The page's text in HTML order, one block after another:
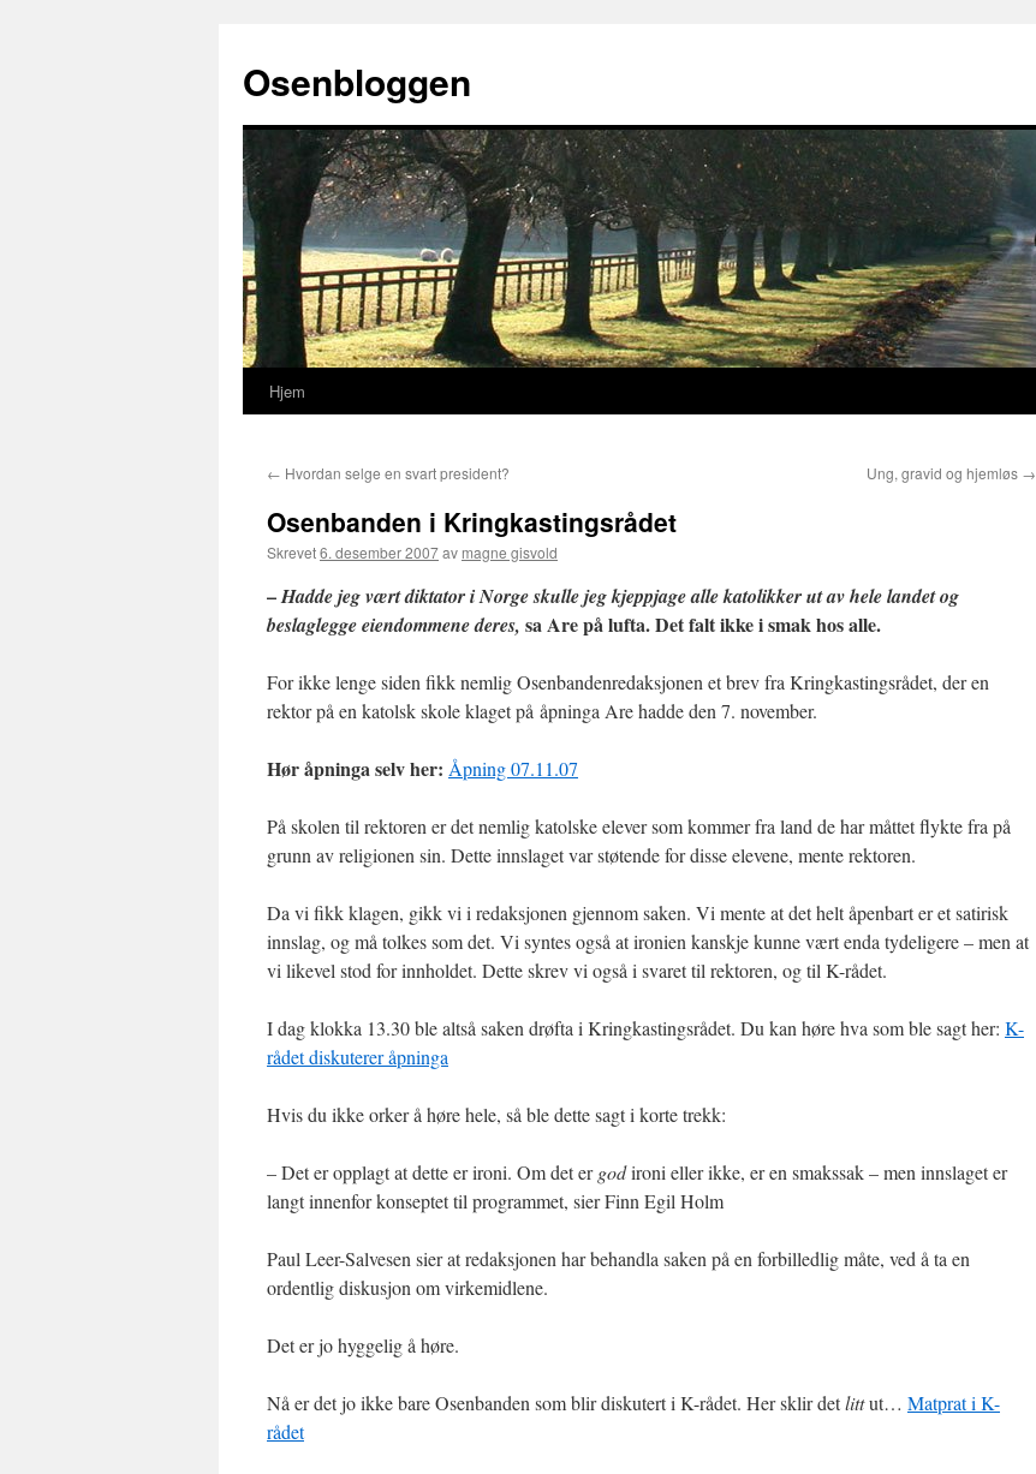
Osenbloggen
Hopp
innhold
Hjem
← Hvordan selge en svart president? Ung, gravid og hjemløs →
Osenbanden i Kringkastingsrådet
Skrevet6. desember 2007av magne gisvold
–Hadde jeg vært diktator i Norge skulle jeg kjeppjage alle katolikker ut av hele landet og
beslaglegge eiendommene deres, sa Are på lufta. Det falt ikke i smak hos alle.
For ikke lenge siden fikk nemlig Osenbandenredaksjonen et brev fra Kringkastingsrådet, der en
rektor på en katolsk skole klaget på åpninga Are hadde den 7. november.
Hør åpninga selv her: Åpning 07.11.07
På skolen til rektoren er det nemlig katolske elever som kommer fra land de har måttet flykte fra på
grunn av religionen sin. Dette innslaget var støtende for disse elevene, mente rektoren.
Da vi fikk klagen, gikk vi i redaksjonen gjennom saken. Vi mente at det helt åpenbart er et satirisk
innslag, og må tolkes som det. Vi syntes også at ironien kanskje kunne vært enda tydeligere – men at
vi likevel stod for innholdet. Dette skrev vi også i svaret til rektoren, og til K-rådet.
I dag klokka 13.30 ble altså saken drøfta i Kringkastingsrådet. Du kan høre hva som ble sagt her: K-
rådet diskuterer åpninga
Hvis du ikke orker å høre hele, så ble dette sagt i korte trekk:
– Det er opplagt at dette er ironi. Om det ergodironi eller ikke, er en smakssak – men innslaget er
langt innenfor konseptet til programmet, sier Finn Egil Holm
Paul Leer-Salvesen sier at redaksjonen har behandla saken på en forbilledlig måte, ved å ta en
ordentlig diskusjon om virkemidlene.
Det er jo hyggelig å høre.
Nå er det jo ikke bare Osenbanden som blir diskutert i K-rådet. Her sklir detlittut… Matprat i K-
rådet